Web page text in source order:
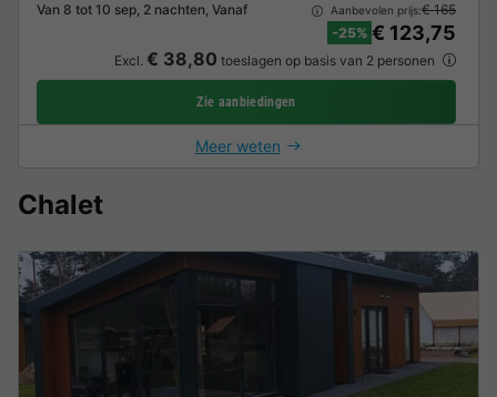
Van 8 tot 10 sep, 2 nachten, Vanaf
Aanbevolen prijs:€ 165
-25% € 123,75
Excl. € 38,80 toeslagen op basis van 2 personen
Zie aanbiedingen
Meer weten
Chalet